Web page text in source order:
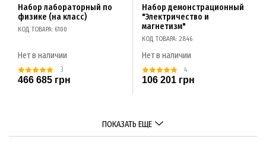
Набор лабораторный по
физике (на класс)
КОД ТОВАРА: 6100
Нет в наличии
3
466 685 грн
Набор демонстрационный
"Электричество и
магнетизм"
КОД ТОВАРА: 2846
Нет в наличии
4
106 201 грн
ПОКАЗАТЬ ЕЩЕ